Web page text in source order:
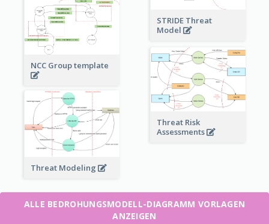
STRIDE Threat
Model
NCC Group template
Threat Risk
Assessments
Threat Modeling
ALLE BEDROHUNGSMODELL-DIAGRAMM VORLAGEN
ANZEIGEN